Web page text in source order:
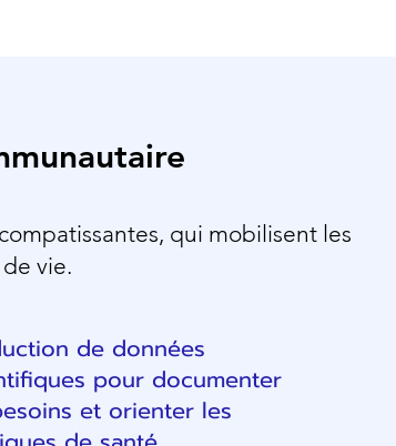
qui mobilisent les
vie.
de données
pour documenter
et orienter les